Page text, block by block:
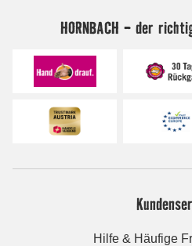
HORNBACH - der
Hilfe & Häufige